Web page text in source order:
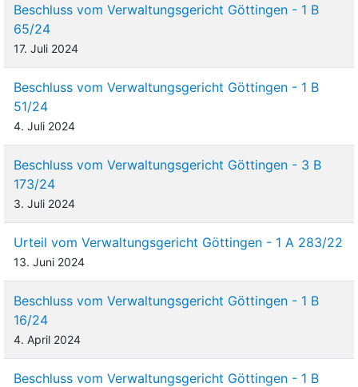
Beschluss vom Verwaltungsgericht Göttingen - 1 B
65/24
17. Juli 2024
Beschluss vom Verwaltungsgericht Göttingen - 1 B
51/24
4. Juli 2024
Beschluss vom Verwaltungsgericht Göttingen - 3 B
173/24
3. Juli 2024
Urteil vom Verwaltungsgericht Göttingen - 1 A 283/22
13. Juni 2024
Beschluss vom Verwaltungsgericht Göttingen - 1 B
16/24
4. April 2024
Beschluss vom Verwaltungsgericht Göttingen - 1 B